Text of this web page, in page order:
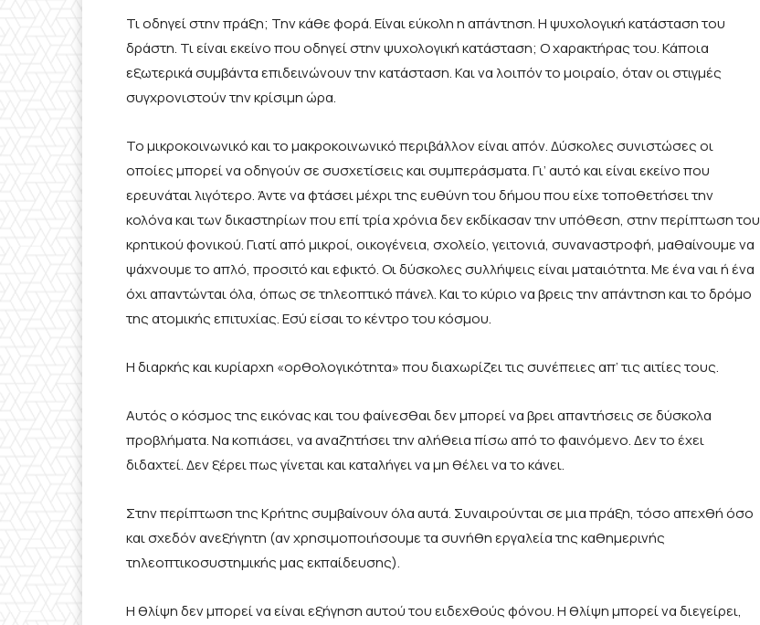
Τι οδηγεί στην πράξη; Την κάθε φορά. Είναι εύκολη η απάντηση. Η ψυχολογική κατάσταση του
δράστη. Τι είναι εκείνο που οδηγεί στην ψυχολογική κατάσταση; Ο χαρακτήρας του. Κάποια
εξωτερικά συμβάντα επιδεινώνουν την κατάσταση. Και να λοιπόν το μοιραίο, όταν οι στιγμές
συγχρονιστούν την κρίσιμη ώρα.
Το μικροκοινωνικό και το μακροκοινωνικό περιβάλλον είναι απόν. Δύσκολες συνιστώσες οι
οποίες μπορεί να οδηγούν σε συσχετίσεις και συμπεράσματα. Γι’ αυτό και είναι εκείνο που
ερευνάται λιγότερο. Άντε να φτάσει μέχρι της ευθύνη του δήμου που είχε τοποθετήσει την
κολόνα και των δικαστηρίων που επί τρία χρόνια δεν εκδίκασαν την υπόθεση, στην περίπτωση του
κρητικού φονικού. Γιατί από μικροί, οικογένεια, σχολείο, γειτονιά, συναναστροφή, μαθαίνουμε να
ψάχνουμε το απλό, προσιτό και εφικτό. Οι δύσκολες συλλήψεις είναι ματαιότητα. Με ένα ναι ή ένα
όχι απαντώνται όλα, όπως σε τηλεοπτικό πάνελ. Και το κύριο να βρεις την απάντηση και το δρόμο
της ατομικής επιτυχίας. Εσύ είσαι το κέντρο του κόσμου.
Η διαρκής και κυρίαρχη «ορθολογικότητα» που διαχωρίζει τις συνέπειες απ’ τις αιτίες τους.
Αυτός ο κόσμος της εικόνας και του φαίνεσθαι δεν μπορεί να βρει απαντήσεις σε δύσκολα
προβλήματα. Να κοπιάσει, να αναζητήσει την αλήθεια πίσω από το φαινόμενο. Δεν το έχει
διδαχτεί. Δεν ξέρει πως γίνεται και καταλήγει να μη θέλει να το κάνει.
Στην περίπτωση της Κρήτης συμβαίνουν όλα αυτά. Συναιρούνται σε μια πράξη, τόσο απεχθή όσο
και σχεδόν ανεξήγητη (αν χρησιμοποιήσουμε τα συνήθη εργαλεία της καθημερινής
τηλεοπτικοσυστημικής μας εκπαίδευσης).
Η θλίψη δεν μπορεί να είναι εξήγηση αυτού του ειδεχθούς φόνου. Η θλίψη μπορεί να διεγείρει,